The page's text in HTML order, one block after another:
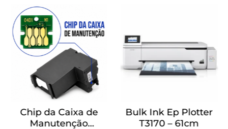
Chip da Caixa de
Manutenção
Bulk Ink Ep Plotter
T3170 – 61cm